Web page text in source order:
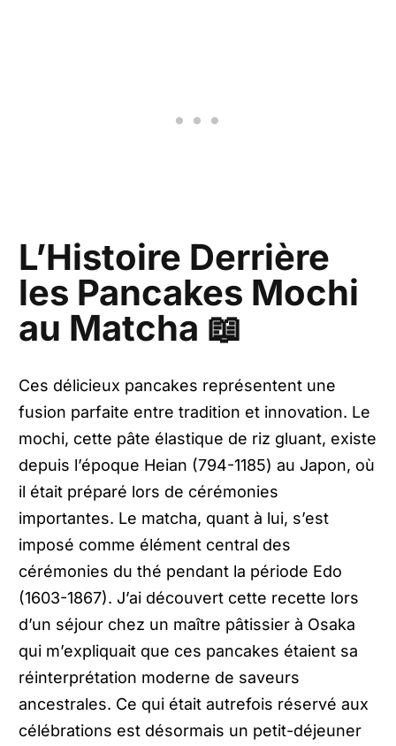
L’Histoire Derrière
les Pancakes Mochi
au Matcha 📖
Ces délicieux pancakes représentent une
fusion parfaite entre tradition et innovation. Le
mochi, cette pâte élastique de riz gluant, existe
depuis l’époque Heian (794-1185) au Japon, où
il était préparé lors de cérémonies
importantes. Le matcha, quant à lui, s’est
imposé comme élément central des
cérémonies du thé pendant la période Edo
(1603-1867). J’ai découvert cette recette lors
d’un séjour chez un maître pâtissier à Osaka
qui m’expliquait que ces pancakes étaient sa
réinterprétation moderne de saveurs
ancestrales. Ce qui était autrefois réservé aux
célébrations est désormais un petit-déjeuner